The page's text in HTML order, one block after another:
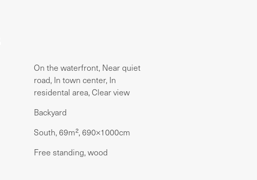
On the waterfront, Near quiet
road, In town center, In
residental area, Clear view
Backyard
South, 69m², 690×1000cm
Free standing, wood